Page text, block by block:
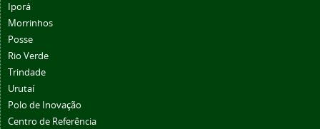
Iporá
Morrinhos
Posse
Rio Verde
Trindade
Urutaí
Polo de Inovação
Centro de Referência